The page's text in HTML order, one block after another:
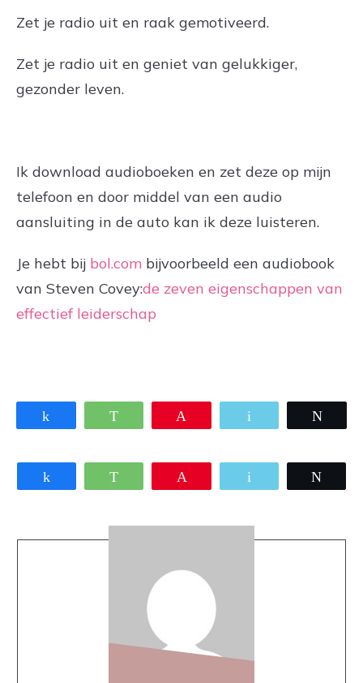
Zet je radio uit en raak gemotiveerd.
Zet je radio uit en geniet van gelukkiger,
gezonder leven.
Ik download audioboeken en zet deze op mijn
telefoon en door middel van een audio
aansluiting in de auto kan ik deze luisteren.
Je hebt bij bol.com bijvoorbeeld een audiobook
van Steven Covey:de zeven eigenschappen van
effectief leiderschap
WhatsApp
WhatsApp